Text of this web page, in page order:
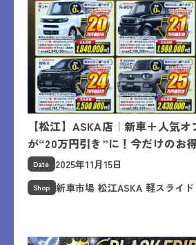
【松江】ASKA店｜新車＋人気
が“20万円引き”に！今だけのお
Date 2025年11月15日
Shop 新車市場 松江ASKA 軽スライ